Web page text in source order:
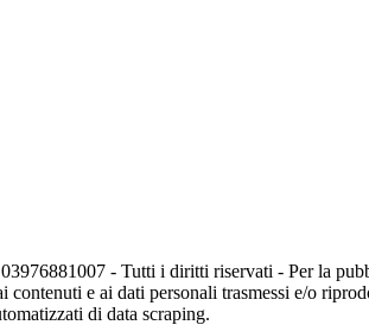
- Tutti i diritti riservati - Per la
contenuti e ai dati personali trasmessi e/o
di data scraping.